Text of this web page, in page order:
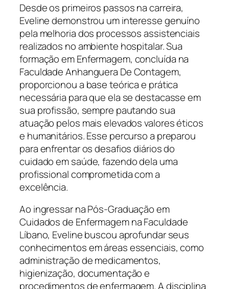
Desde os primeiros passos na carreira,
Eveline demonstrou um interesse genuíno
pela melhoria dos processos assistenciais
realizados no ambiente hospitalar. Sua
formação em Enfermagem, concluída na
Faculdade Anhanguera De Contagem,
proporcionou a base teórica e prática
necessária para que ela se destacasse em
sua profissão, sempre pautando sua
atuação pelos mais elevados valores éticos
e humanitários. Esse percurso a preparou
para enfrentar os desafios diários do
cuidado em saúde, fazendo dela uma
profissional comprometida com a
excelência.
Ao ingressar na Pós-Graduação em
Cuidados de Enfermagem na Faculdade
Líbano, Eveline buscou aprofundar seus
conhecimentos em áreas essenciais, como
administração de medicamentos,
higienização, documentação e
procedimentos de enfermagem. A disciplina